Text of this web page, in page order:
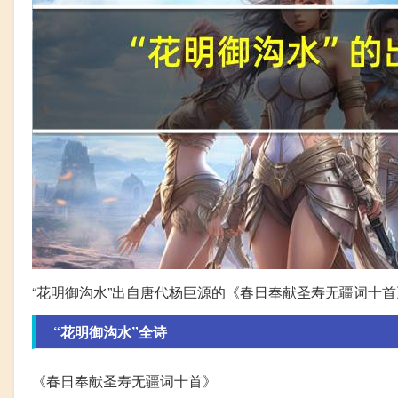
“花明御沟水”出自唐代杨巨源的《春日奉献圣寿无疆词十
“花明御沟水”全诗
《春日奉献圣寿无疆词十首》